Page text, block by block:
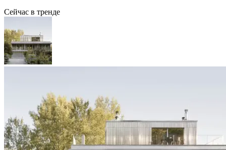
Сейчас в тренде